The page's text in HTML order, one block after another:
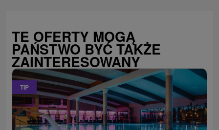
TE OFERTY MOGĄ
PAŃSTWO BYĆ TAKŻE
ZAINTERESOWANY
TIP